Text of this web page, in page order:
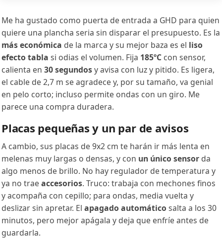
Me ha gustado como puerta de entrada a GHD para quien
quiere una plancha seria sin disparar el presupuesto. Es la
más económica de la marca y su mejor baza es el liso
efecto tabla si odias el volumen. Fija 185ºC con sensor,
calienta en 30 segundosy avisa con luz y pitido. Es ligera,
el cable de 2,7 m se agradece y, por su tamaño, va genial
en pelo corto; incluso permite ondas con un giro. Me
parece una compra duradera.
Placas pequeñas y un par de avisos
A cambio, sus placas de 9x2 cm te harán ir más lenta en
melenas muy largas o densas, y con un único sensorda
algo menos de brillo. No hay regulador de temperatura y
ya no trae accesorios. Truco: trabaja con mechones finos
y acompaña con cepillo; para ondas, media vuelta y
deslizar sin apretar. El apagado automático salta a los 30
minutos, pero mejor apágala y deja que enfríe antes de
guardarla.